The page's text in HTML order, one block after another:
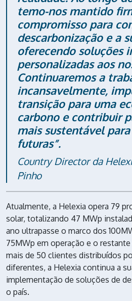
temo-nos mantido
compromisso para
descarbonização e a
oferecendo soluções
personalizadas aos
Continuaremos a
incansavelmente,
transição para uma
carbono e contribuir
mais sustentável
futuras”.
Country Director da
Pinho
Atualmente, a Helexia opera 79
solar, totalizando 47 MWp
ano ultrapasse o marco dos
75MWp em operação e o
mais de 50 clientes distribuídos
diferentes, a Helexia continua a
implementação de soluções de
o país.